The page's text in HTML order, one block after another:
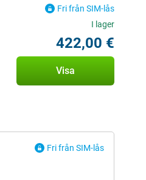
Fri från SIM-lås
I lager
422,00 €
Visa
Fri från SIM-lås